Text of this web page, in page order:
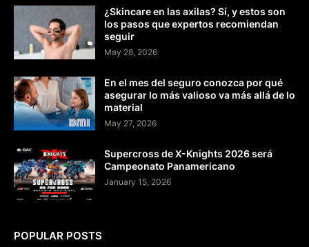
¿Skincare en las axilas? Sí, y estos son
los pasos que expertos recomiendan
seguir
May 28, 2026
En el mes del seguro conozca por qué
asegurar lo más valioso va más allá de lo
material
May 27, 2026
Supercross de X-Knights 2026 será
Campeonato Panamericano
January 15, 2026
POPULAR POSTS